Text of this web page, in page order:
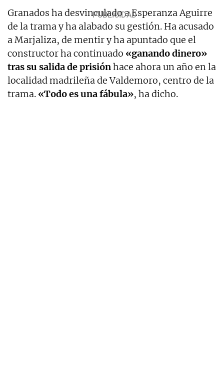
Granados ha desvinculado a Esperanza Aguirre
de la trama y ha alabado su gestión. Ha acusado
a Marjaliza, de mentir y ha apuntado que el
constructor ha continuado «ganando dinero»
tras su salida de prisiónhace ahora un año en la
localidad madrileña de Valdemoro, centro de la
trama. «Todo es una fábula», ha dicho.